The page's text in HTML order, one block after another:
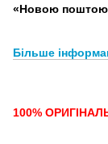
«Новою поштою»
Більше
100%